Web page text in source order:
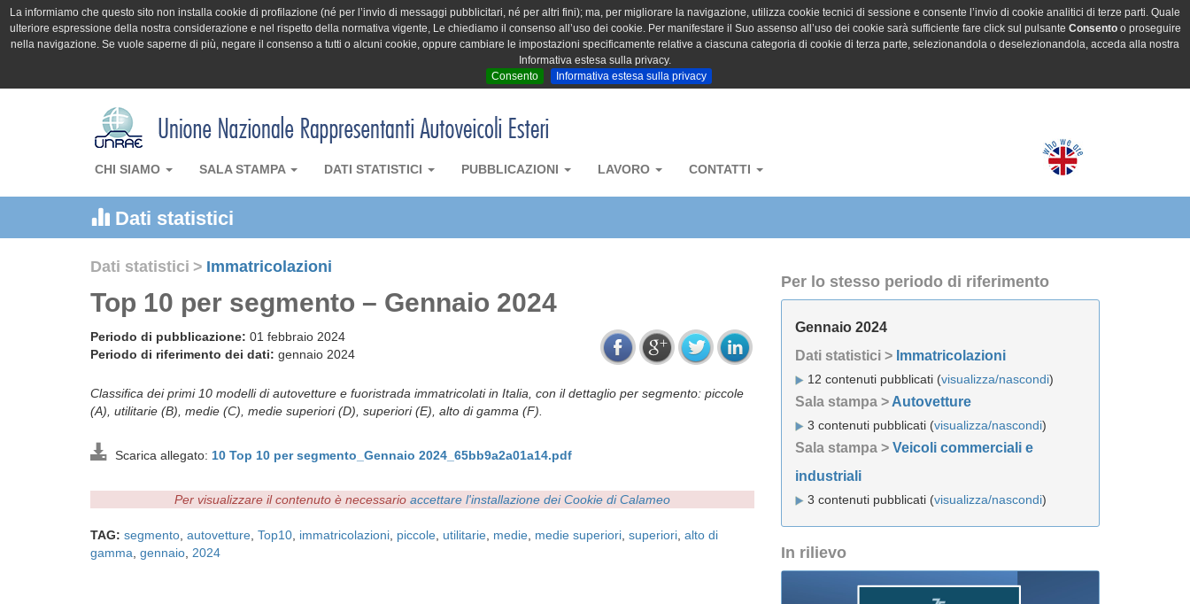
La informiamo che questo sito non installa cookie di profilazione (né per l’invio di messaggi pubblicitari, né per altri fini); ma, per migliorare la navigazione, utilizza cookie tecnici di sessione e consente l’invio di cookie analitici di terze parti. Quale
ulteriore espressione della nostra considerazione e nel rispetto della normativa vigente, Le chiediamo il consenso all’uso dei cookie. Per manifestare il Suo assenso all’uso dei cookie sarà sufficiente fare click sul pulsante Consentoo proseguire
nella navigazione. Se vuole saperne di più, negare il consenso a tutti o alcuni cookie, oppure cambiare le impostazioni specificamente relative a ciascuna categoria di cookie di terza parte, selezionandola o deselezionandola, acceda alla nostra
Informativa estesa sulla privacy.
Consento
Informativa estesa sulla privacy
CHI SIAMO SALA STAMPA DATI STATISTICI PUBBLICAZIONI LAVORO CONTATTI
Dati statistici
Dati statistici > Immatricolazioni
Top 10 per segmento – Gennaio 2024
Periodo di pubblicazione: 01 febbraio 2024
Periodo di riferimento dei dati: gennaio 2024
Classifica dei primi 10 modelli di autovetture e fuoristrada immatricolati in Italia, con il dettaglio per segmento: piccole
(A), utilitarie (B), medie (C), medie superiori (D), superiori (E), alto di gamma (F).
Scarica allegato: 10 Top 10 per segmento_Gennaio 2024_65bb9a2a01a14.pdf
Per visualizzare il contenuto è necessario accettare l'installazione dei Cookie di Calameo
TAG: segmento autovetture Top10 immatricolazioni piccole utilitarie medie medie superiori superiori alto di
gamma gennaio 2024
Per lo stesso periodo di riferimento
Gennaio 2024
Dati statistici > Immatricolazioni
12 contenuti pubblicati (visualizza/nascondi)
Sala stampa > Autovetture
3 contenuti pubblicati (visualizza/nascondi)
Sala stampa > Veicoli commerciali e
industriali
3 contenuti pubblicati (visualizza/nascondi)
In rilievo